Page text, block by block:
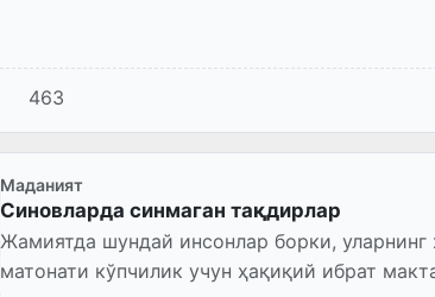
463
Маданият
Синовларда синмаган тақдирлар
Жамиятда шундай инсонлар борки,
матонати кўпчилик учун ҳақиқий ибрат